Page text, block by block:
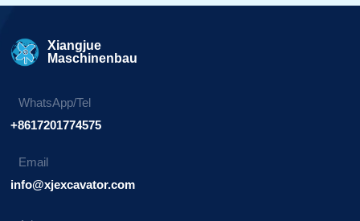
Xiangjue
Maschinenbau
WhatsApp/Tel
+8617201774575
Email
info@xjexcavator.com